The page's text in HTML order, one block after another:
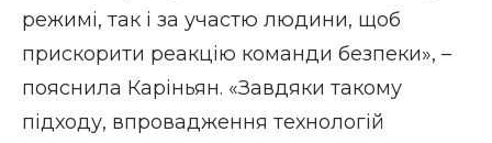
режимі, так і за участю людини, щоб
прискорити реакцію команди безпеки», –
пояснила Каріньян. «Завдяки такому
підходу, впровадження технологій